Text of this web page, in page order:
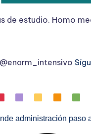
de estudio. Homo
@enarm_intensivo
administración paso